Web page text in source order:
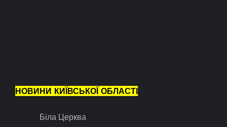
НОВИНИ КИЇВСЬКОЇ ОБЛАСТІ
Біла Церква